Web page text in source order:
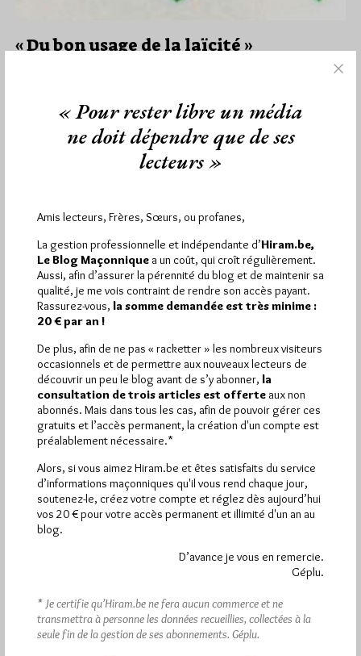
« Du bon usage de la laïcité »
La Loge "La Concorde Universelle" à l'Orient d'Anvers organise
ce mercredi 11 juin à 20h une tenue commune avec la…
Hier vendredi 7 août 2026, Hiram.be a reçu1 864
visiteset 3 133 pagesont été lues (Source :
Pirsch.io)
Quels sont les articles les plus lus du blog ?
Abonnement aux Newsletters - RSS
« Pour rester libre un média
ne doit dépendre que de ses
lecteurs »
Amis lecteurs, Frères, Sœurs, ou profanes,
La gestion professionnelle et indépendante d’Hiram.be,
Le Blog Maçonnique a un coût, qui croît régulièrement.
Aussi, afin d’assurer la pérennité du blog et de maintenir sa
qualité, je me vois contraint de rendre son accès payant.
Rassurez-vous, la somme demandée est très minime :
20 € par an !
De plus, afin de ne pas « racketter » les nombreux visiteurs
occasionnels et de permettre aux nouveaux lecteurs de
découvrir un peu le blog avant de s’y abonner, la
consultation de trois articles est offerte aux non
abonnés. Mais dans tous les cas, afin de pouvoir gérer ces
gratuits et l’accès permanent, la création d'un compte est
préalablement nécessaire.*
Alors, si vous aimez Hiram.be et êtes satisfaits du service
d’informations maçonniques qu'il vous rend chaque jour,
soutenez-le, créez votre compte et réglez dès aujourd’hui
vos 20 € pour votre accès permanent et illimité d'un an au
blog.
D’avance je vous en remercie.
Géplu.
* Je certifie qu’Hiram.be ne fera aucun commerce et ne
transmettra à personne les données recueillies, collectées à la
seule fin de la gestion de ses abonnements. Géplu.